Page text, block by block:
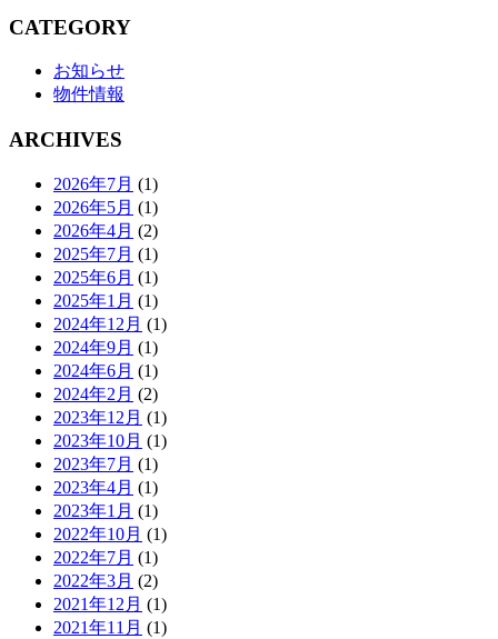
CATEGORY
お知らせ
物件情報
ARCHIVES
2026年7月 (1)
2026年5月 (1)
2026年4月 (2)
2025年7月 (1)
2025年6月 (1)
2025年1月 (1)
2024年12月 (1)
2024年9月 (1)
2024年6月 (1)
2024年2月 (2)
2023年12月 (1)
2023年10月 (1)
2023年7月 (1)
2023年4月 (1)
2023年1月 (1)
2022年10月 (1)
2022年7月 (1)
2022年3月 (2)
2021年12月 (1)
2021年11月 (1)